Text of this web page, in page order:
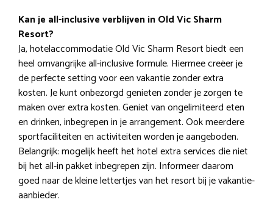
Kan je all-inclusive verblijven in Old Vic Sharm
Resort?
Ja, hotelaccommodatie Old Vic Sharm Resort biedt een
heel omvangrijke all-inclusive formule. Hiermee creëer je
de perfecte setting voor een vakantie zonder extra
kosten. Je kunt onbezorgd genieten zonder je zorgen te
maken over extra kosten. Geniet van ongelimiteerd eten
en drinken, inbegrepen in je arrangement. Ook meerdere
sportfaciliteiten en activiteiten worden je aangeboden.
Belangrijk: mogelijk heeft het hotel extra services die niet
bij het all-in pakket inbegrepen zijn. Informeer daarom
goed naar de kleine lettertjes van het resort bij je vakantie-
aanbieder.